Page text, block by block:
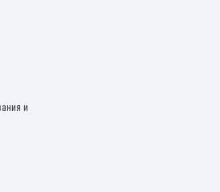
и